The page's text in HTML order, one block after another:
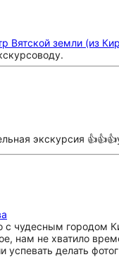
Вятской земли (из
экскурсия
с чудесным городом
нам не хватило
успевать делать